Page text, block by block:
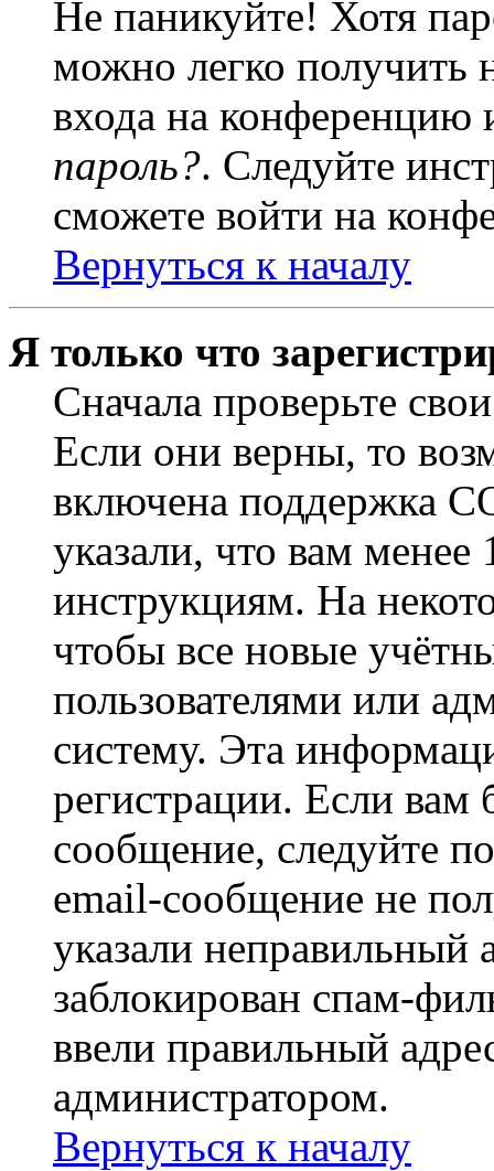
Не паникуйте! Хотя
можно легко получить
входа на
пароль?. Следуйте
сможете войти на
Вернуться к началу
Я только что
Сначала проверьте
Если они верны, то
включена поддержка
указали, что вам
инструкциям. На
чтобы все новые
пользователями или
систему. Эта
регистрации. Если
сообщение, следуйте
email-сообщение не
указали неправильный
заблокирован спам-
ввели правильный
администратором.
Вернуться к началу